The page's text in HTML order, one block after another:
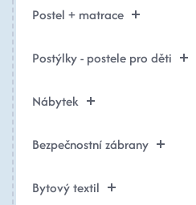
Postel + matrace
Postýlky - postele pro děti
Nábytek
Bezpečnostní zábrany
Bytový textil